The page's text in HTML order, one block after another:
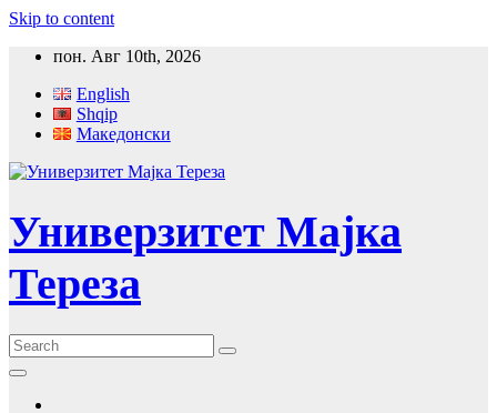
Skip to content
пон. Авг 10th, 2026
English
Shqip
Македонски
Универзитет Мајка
Тереза